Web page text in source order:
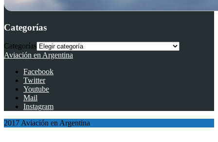
Categorías
Categorías
Aviación en Argentina
Facebook
Twitter
Youtube
Mail
Instagram
2017 Aviación en Argentina